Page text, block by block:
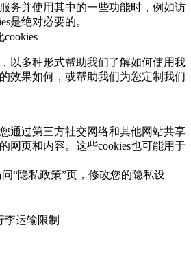
务并使用其中的一些功能时，例如访
是绝对必要的。
以多种形式帮助我们了解如何使用我
效果如何，或帮助我们为您定制我们
通过第三方社交网络和其他网站共享
网页和内容。这些cookies也可能用于
“隐私政策”页，修改您的隐私设
李运输限制